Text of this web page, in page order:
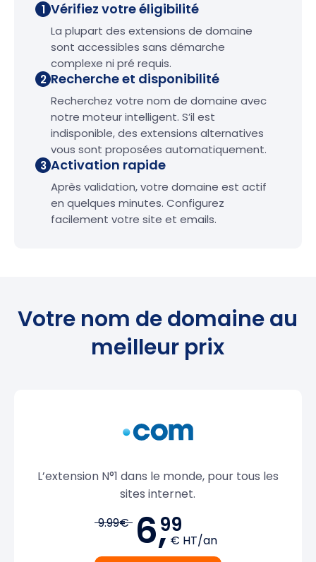
1 Vérifiez votre éligibilité
La plupart des extensions de domaine
sont accessibles sans démarche
complexe ni pré requis.
2 Recherche et disponibilité
Recherchez votre nom de domaine avec
notre moteur intelligent. S’il est
indisponible, des extensions alternatives
vous sont proposées automatiquement.
3 Activation rapide
Après validation, votre domaine est actif
en quelques minutes. Configurez
facilement votre site et emails.
Votre nom de domaine au
meilleur prix
L’extension N°1 dans le monde, pour tous les
sites internet.
9.99€ 6,99
€ HT/an